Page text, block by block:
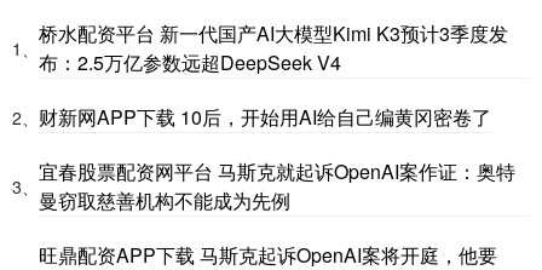
1、
桥水配资平台 新一代国产AI大模型Kimi K3预计3季度发
布：2.5万亿参数远超DeepSeek V4
2、 财新网APP下载 10后，开始用AI给自己编黄冈密卷了
3、
宜春股票配资网平台 马斯克就起诉OpenAI案作证：奥特
曼窃取慈善机构不能成为先例
旺鼎配资APP下载 马斯克起诉OpenAI案将开庭，他要